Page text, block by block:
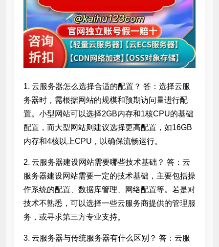
1. 云服务器怎么选择合适的配置？ 答：选择云服
务器时，需根据网站的规模和预期访问量进行配
置。小型网站可以选择2GB内存和1核CPU的基础
配置，而大型网站则建议选择更高配置，如16GB
内存和4核以上CPU，以确保流畅运行。
2. 云服务器建设网站需要哪些技术基础？ 答： 云
服务器建设网站需要一定的技术基础，主要包括操
作系统的配置、数据库管理、网络配置等。若是对
技术不熟悉，可以选择一些云服务商提供的管理服
务，或寻求第三方专业支持。
3. 云服务器与传统服务器有什么区别？ 答：云服